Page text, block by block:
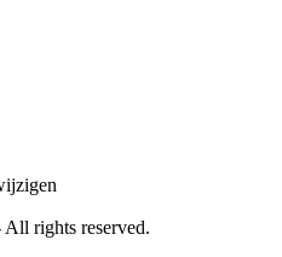
All rights reserved.